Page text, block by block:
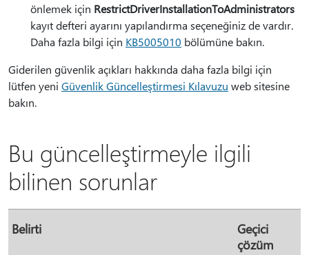
önlemek için RestrictDriverInstallationToAdministrators
kayıt defteri ayarını yapılandırma seçeneğiniz de vardır.
Daha fazla bilgi için KB5005010 bölümüne bakın.
Giderilen güvenlik açıkları hakkında daha fazla bilgi için
lütfen yeni Güvenlik Güncelleştirmesi Kılavuzu web sitesine
bakın.
Bu güncelleştirmeyle ilgili
bilinen sorunlar
Belirti
Geçici
çözüm